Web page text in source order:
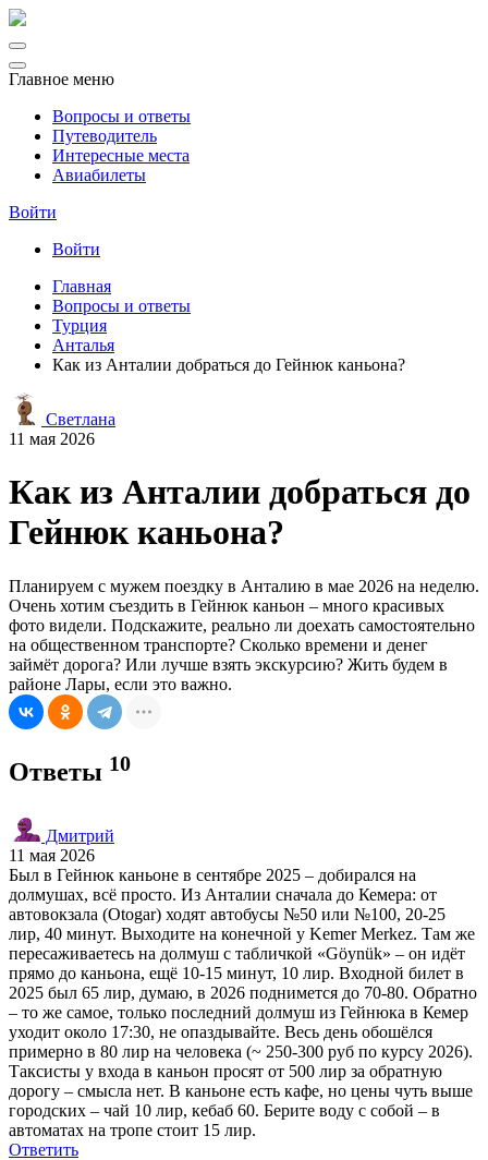
Главное меню
Вопросы и ответы
Путеводитель
Интересные места
Авиабилеты
Войти
Войти
Главная
Вопросы и ответы
Турция
Анталья
Как из Анталии добраться до Гейнюк каньона?
Светлана
11 мая 2026
Как из Анталии добраться до
Гейнюк каньона?
Планируем с мужем поездку в Анталию в мае 2026 на неделю.
Очень хотим съездить в Гейнюк каньон – много красивых
фото видели. Подскажите, реально ли доехать самостоятельно
на общественном транспорте? Сколько времени и денег
займёт дорога? Или лучше взять экскурсию? Жить будем в
районе Лары, если это важно.
Ответы 10
Дмитрий
11 мая 2026
Был в Гейнюк каньоне в сентябре 2025 – добирался на
долмушах, всё просто. Из Анталии сначала до Кемера: от
автовокзала (Otogar) ходят автобусы №50 или №100, 20-25
лир, 40 минут. Выходите на конечной у Kemer Merkez. Там же
пересаживаетесь на долмуш с табличкой «Göynük» – он идёт
прямо до каньона, ещё 10-15 минут, 10 лир. Входной билет в
2025 был 65 лир, думаю, в 2026 поднимется до 70-80. Обратно
– то же самое, только последний долмуш из Гейнюка в Кемер
уходит около 17:30, не опаздывайте. Весь день обошёлся
примерно в 80 лир на человека (~ 250-300 руб по курсу 2026).
Таксисты у входа в каньон просят от 500 лир за обратную
дорогу – смысла нет. В каньоне есть кафе, но цены чуть выше
городских – чай 10 лир, кебаб 60. Берите воду с собой – в
автоматах на тропе стоит 15 лир.
Ответить